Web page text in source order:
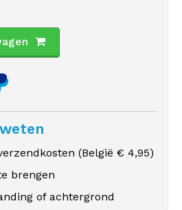
(België € 4,95)
brengen
of achtergrond